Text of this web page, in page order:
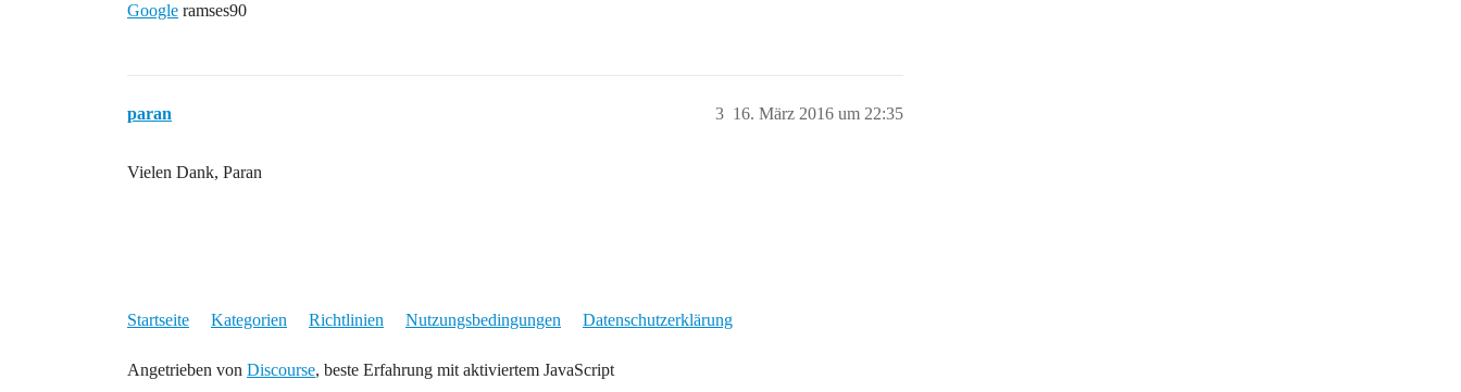
Google ramses90
paran 16. März 2016 um 22:35
3
Vielen Dank, Paran
Startseite Kategorien Richtlinien Nutzungsbedingungen Datenschutzerklärung
Angetrieben von Discourse, beste Erfahrung mit aktiviertem JavaScript